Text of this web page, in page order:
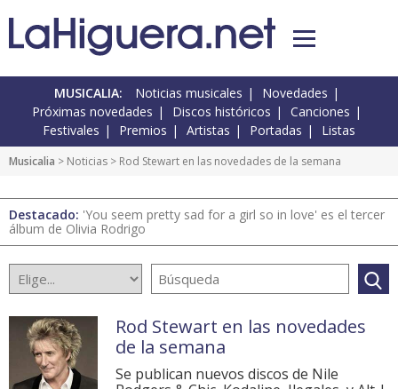
MUSICALIA: Noticias musicales
Novedades
Próximas novedades
Discos históricos
Canciones
Festivales
Premios Artistas Portadas Listas
Musicalia > Noticias > Rod Stewart en las novedades de la semana
Destacado: 'You seem pretty sad for a girl so in love' es el tercer
álbum de Olivia Rodrigo
Rod Stewart en las novedades
de la semana
Se publican nuevos discos de Nile